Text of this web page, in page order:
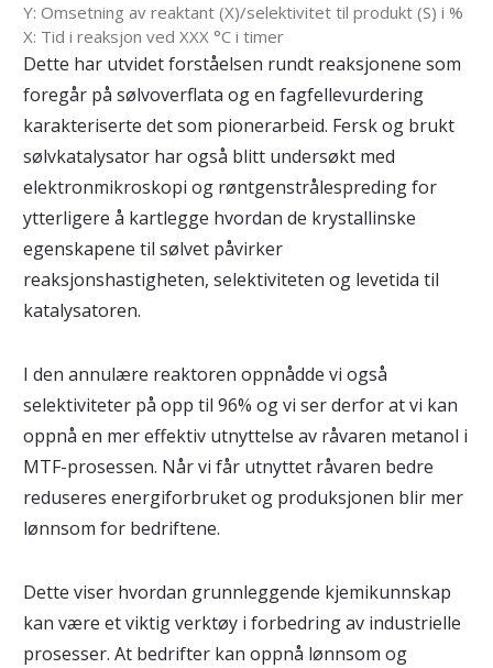
Y: Omsetning av reaktant (X)/selektivitet til produkt (S) i %
X: Tid i reaksjon ved XXX °C i timer
Dette har utvidet forståelsen rundt reaksjonene som
foregår på sølvoverflata og en fagfellevurdering
karakteriserte det som pionerarbeid. Fersk og brukt
sølvkatalysator har også blitt undersøkt med
elektronmikroskopi og røntgenstrålespreding for
ytterligere å kartlegge hvordan de krystallinske
egenskapene til sølvet påvirker
reaksjonshastigheten, selektiviteten og levetida til
katalysatoren.
I den annulære reaktoren oppnådde vi også
selektiviteter på opp til 96% og vi ser derfor at vi kan
oppnå en mer effektiv utnyttelse av råvaren metanol i
MTF-prosessen. Når vi får utnyttet råvaren bedre
reduseres energiforbruket og produksjonen blir mer
lønnsom for bedriftene.
Dette viser hvordan grunnleggende kjemikunnskap
kan være et viktig verktøy i forbedring av industrielle
prosesser. At bedrifter kan oppnå lønnsom og